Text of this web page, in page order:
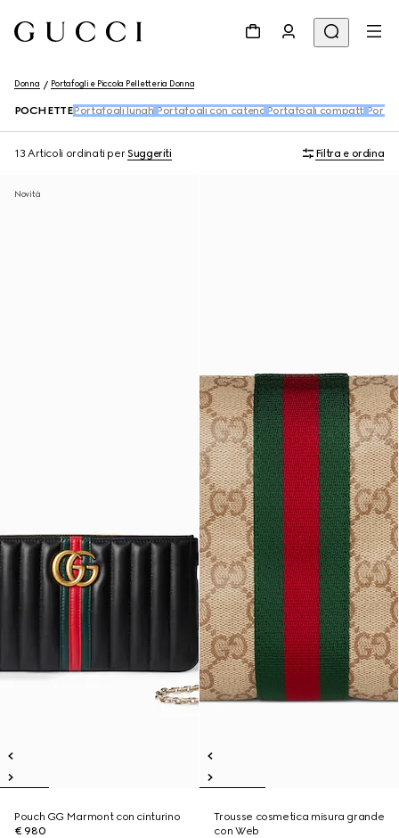
Donna Portafogli e Piccola Pelletteria Donna
POCHETTE Portafogli lunghi Portafogli con catena Portafogli compatti
13 Articoli ordinati perSuggeriti Filtra e ordina
Novità
Pouch GG Marmont con cinturino
€ 980
Trousse cosmetica misura grande
con Web